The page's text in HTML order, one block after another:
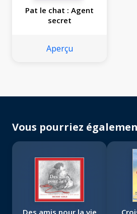
Pat le chat : Agent
secret
Aperçu
Vous pourriez